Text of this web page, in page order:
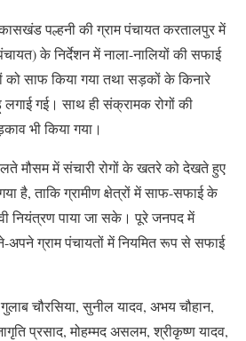
पल्हनी की ग्राम पंचायत करतालपुर में
के निर्देशन में नाला-नालियों की सफाई
को साफ किया गया तथा सड़कों के किनारे
गई। साथ ही संक्रामक रोगों की
भी किया गया।
मौसम में संचारी रोगों के खतरे को देखते हुए
है, ताकि ग्रामीण क्षेत्रों में साफ-सफाई के
नियंत्रण पाया जा सके। पूरे जनपद में
अपने ग्राम पंचायतों में नियमित रूप से सफाई
चौरसिया, सुनील यादव, अभय चौहान,
प्रसाद, मोहम्मद असलम, श्रीकृष्ण यादव,